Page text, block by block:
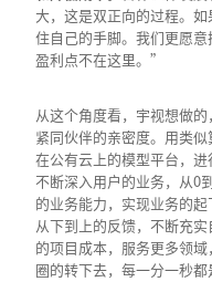
大，这是双正向的过程。
住自己的手脚。我们更愿
盈利点不在这里。”
从这个角度看，宇视想做
紧同伙伴的亲密度。用类
在公有云上的模型平台，进
不断深入用户的业务，从0
的业务能力，实现业务的
从下到上的反馈，不断充
的项目成本，服务更多领
圈的转下去，每一分一秒都